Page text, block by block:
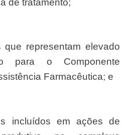
para o Componente
Farmacêutica; e